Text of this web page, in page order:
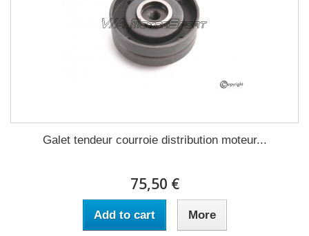
Galet tendeur courroie distribution moteur...
75,50 €
Add to cart More